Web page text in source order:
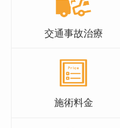
交通事故治療
施術料金